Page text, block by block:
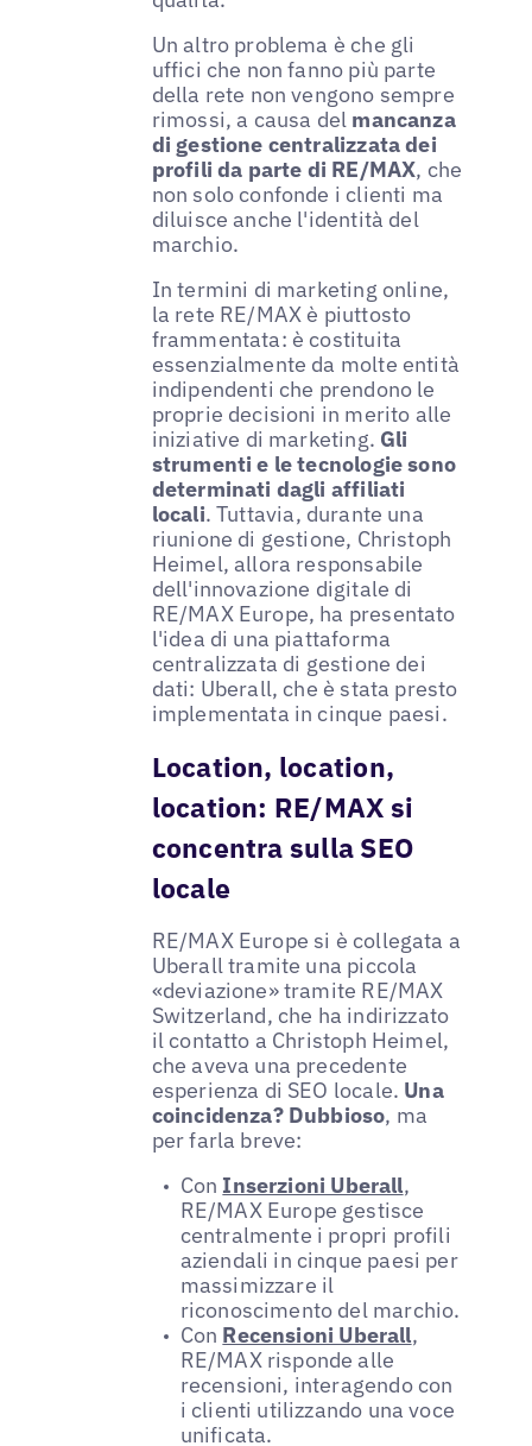
Un altro problema è che gli
uffici che non fanno più parte
della rete non vengono sempre
rimossi, a causa del mancanza
di gestione centralizzata dei
profili da parte di RE/MAX, che
non solo confonde i clienti ma
diluisce anche l'identità del
marchio.
In termini di marketing online,
la rete RE/MAX è piuttosto
frammentata: è costituita
essenzialmente da molte entità
indipendenti che prendono le
proprie decisioni in merito alle
iniziative di marketing. Gli
strumenti e le tecnologie sono
determinati dagli affiliati
locali. Tuttavia, durante una
riunione di gestione, Christoph
Heimel, allora responsabile
dell'innovazione digitale di
RE/MAX Europe, ha presentato
l'idea di una piattaforma
centralizzata di gestione dei
dati: Uberall, che è stata presto
implementata in cinque paesi.
Location, location,
location: RE/MAX si
concentra sulla SEO
locale
RE/MAX Europe si è collegata a
Uberall tramite una piccola
«deviazione» tramite RE/MAX
Switzerland, che ha indirizzato
il contatto a Christoph Heimel,
che aveva una precedente
esperienza di SEO locale. Una
coincidenza? Dubbioso, ma
per farla breve:
Con Inserzioni Uberall,
RE/MAX Europe gestisce
centralmente i propri profili
aziendali in cinque paesi per
massimizzare il
riconoscimento del marchio.
Con Recensioni Uberall,
RE/MAX risponde alle
recensioni, interagendo con
i clienti utilizzando una voce
unificata.